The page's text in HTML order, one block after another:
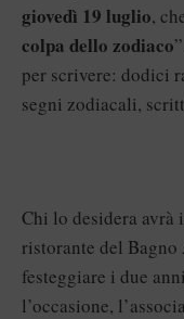
giovedì 19 luglio,
colpa dello zodiaco
per scrivere: dodici
segni zodiacali,
Chi lo desidera
ristorante del
festeggiare i due
l’occasione,